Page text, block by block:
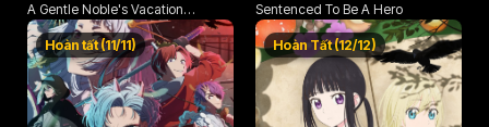
A Gentle Noble's Vacation
Recommendation
Sentenced To Be A Hero
Hoàn tất (11/11) Hoàn Tất (12/12)